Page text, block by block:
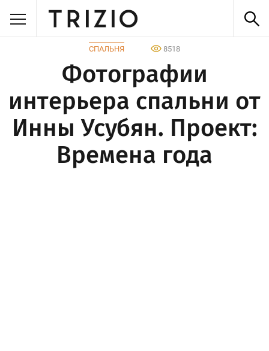
СПАЛЬНЯ 8518
Фотографии
интерьера спальни от
Инны Усубян. Проект:
Времена года